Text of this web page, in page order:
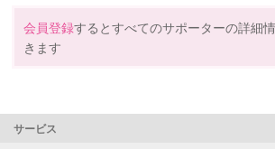
会員登録するとすべてのサポーターの詳細
きます
サービス